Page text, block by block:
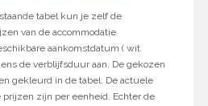
tabel kun je zelf de
van de accommodatie
aankomstdatum ( wit
de verblijfsduur aan. De gekozen
gekleurd in de tabel. De actuele
zijn per eenheid. Echter de